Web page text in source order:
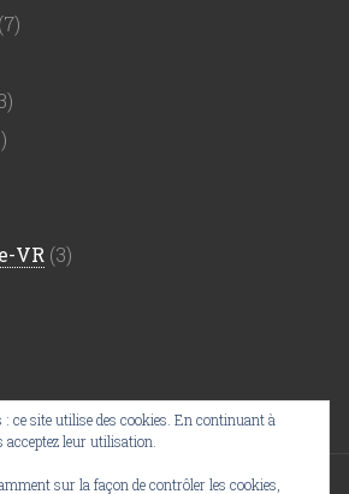
(7)
VR (3)
ce site utilise des cookies. En continuant à
leur utilisation.
sur la façon de contrôler les cookies,